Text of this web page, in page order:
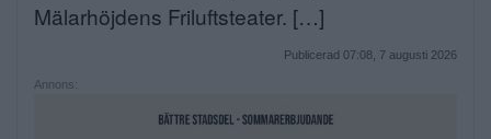
Mälarhöjdens Friluftsteater. […]
Publicerad 07:08, 7 augusti 2026
Annons: